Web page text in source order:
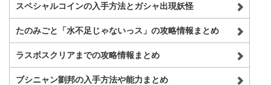
スペシャルコインの入手方法とガシャ出現妖怪
たのみごと「水不足じゃないっス」の攻略情報まとめ
ラスボスクリアまでの攻略情報まとめ
ブシニャン劉邦の入手方法や能力まとめ